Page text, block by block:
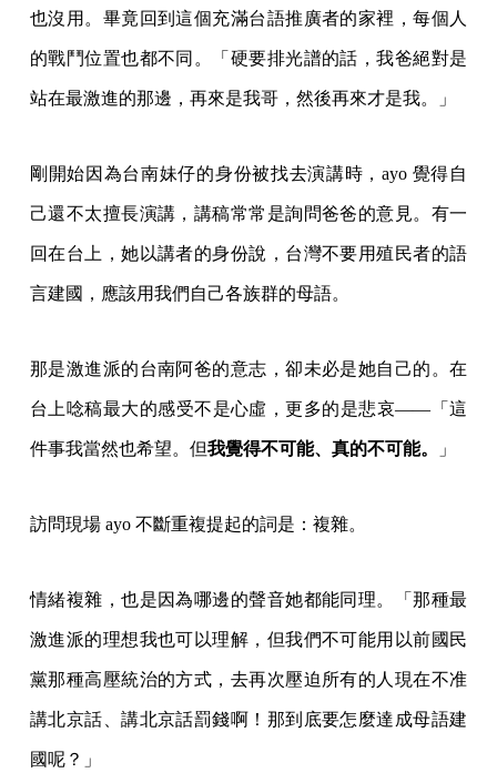
也沒用。畢竟回到這個充滿台語推廣者的家裡，每個人
的戰鬥位置也都不同。「硬要排光譜的話，我爸絕對是
站在最激進的那邊，再來是我哥，然後再來才是我。」
剛開始因為台南妹仔的身份被找去演講時，ayo 覺得自
己還不太擅長演講，講稿常常是詢問爸爸的意見。有一
回在台上，她以講者的身份說，台灣不要用殖民者的語
言建國，應該用我們自己各族群的母語。
那是激進派的台南阿爸的意志，卻未必是她自己的。在
台上唸稿最大的感受不是心虛，更多的是悲哀——「這
件事我當然也希望。但我覺得不可能、真的不可能。 」
訪問現場 ayo 不斷重複提起的詞是：複雜。
情緒複雜，也是因為哪邊的聲音她都能同理。「那種最
激進派的理想我也可以理解，但我們不可能用以前國民
黨那種高壓統治的方式，去再次壓迫所有的人現在不准
講北京話、講北京話罰錢啊！那到底要怎麼達成母語建
國呢？」